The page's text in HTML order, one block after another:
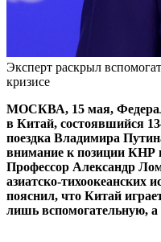
Эксперт раскрыл
кризисе
МОСКВА, 15 мая,
в Китай, состоявшийся
поездка Владимира
внимание к позиции КНР
Профессор Александр
азиатско-
пояснил, что Китай
лишь вспомогательную,